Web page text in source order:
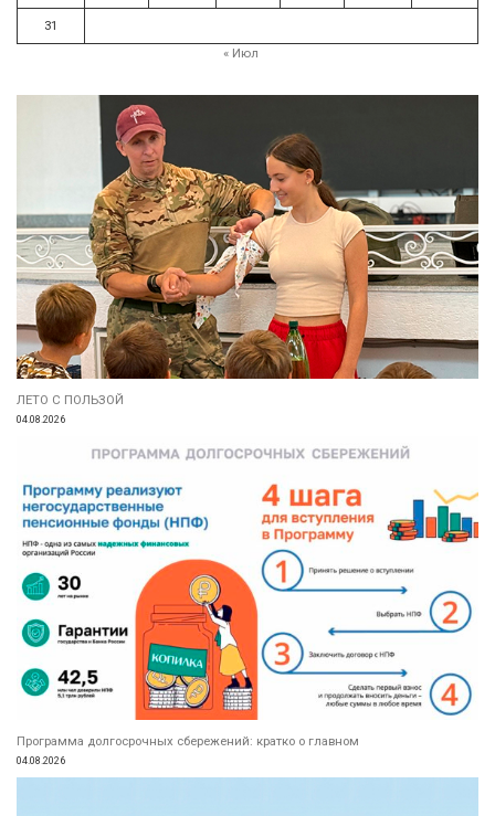
31
« Июл
ЛЕТО С ПОЛЬЗОЙ
04.08.2026
Программа долгосрочных сбережений: кратко о главном
04.08.2026